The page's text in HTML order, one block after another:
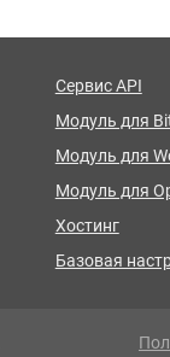
Сервис API
Модуль для
Модуль для
Модуль для
Хостинг
Базовая